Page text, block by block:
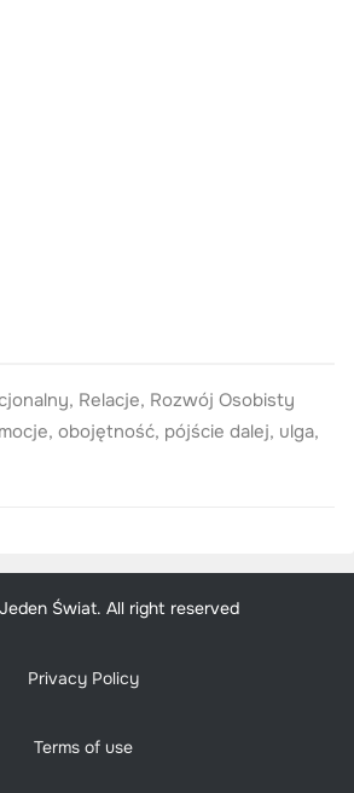
, Relacje, Rozwój Osobisty
, obojętność, pójście dalej, ulga,
Świat. All right reserved
Privacy Policy
Terms of use